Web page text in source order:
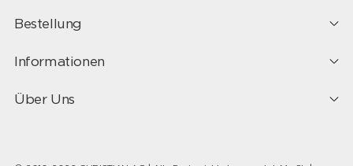
Bestellung
Informationen
Über Uns